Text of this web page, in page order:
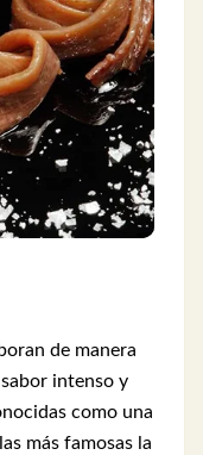
de manera
intenso y
como una
más famosas la